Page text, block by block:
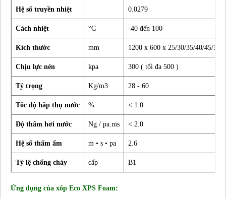
Hệ số truyền nhiệt 0.0279
Cách nhiệt °C -40 đến 100
Kích thước mm 1200 x 600 x 25/30/35/40/45/
Chịu lực nén kpa 300 ( tối đa 500 )
Tỷ trọng Kg/m3 28 - 60
Tốc độ hấp thụ nước % < 1.0
Độ thấm hơi nước Ng / pa.ms < 2.0
Hệ số thấm ẩm m • s • pa 2.6
Tỷ lệ chống cháy cấp B1
Ứng dụng của xốp Eco XPS Foam: